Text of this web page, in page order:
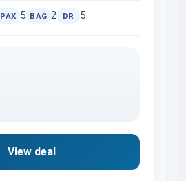
PAX 5 BAG 2 DR 5
View deal